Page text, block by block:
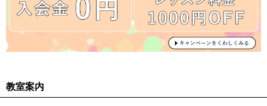
教室案内